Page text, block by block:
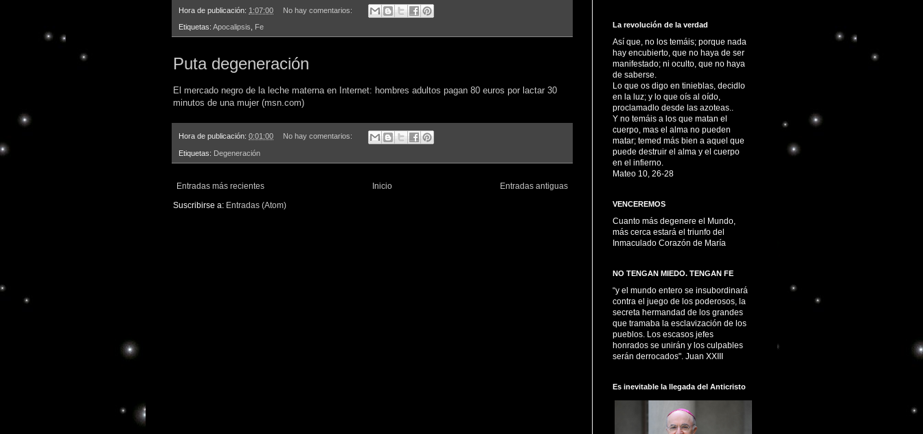
Hora de publicación: 1:07:00 No hay comentarios:
Etiquetas: Apocalipsis Fe
Puta degeneración
El mercado negro de la leche materna en Internet: hombres adultos pagan 80 euros por lactar 30
minutos de una mujer (msn.com)
Hora de publicación: 0:01:00 No hay comentarios:
Etiquetas: Degeneración
Entradas más recientes Entradas antiguas
Inicio
Suscribirse a: Entradas (Atom)
La revolución de la verdad
Así que, no los temáis; porque nada
hay encubierto, que no haya de ser
manifestado; ni oculto, que no haya
de saberse.
Lo que os digo en tinieblas, decidlo
en la luz; y lo que oís al oído,
proclamadlo desde las azoteas..
Y no temáis a los que matan el
cuerpo, mas el alma no pueden
matar; temed más bien a aquel que
puede destruir el alma y el cuerpo
en el infierno.
Mateo 10, 26-28
VENCEREMOS
Cuanto más degenere el Mundo,
más cerca estará el triunfo del
Inmaculado Corazón de María
NO TENGAN MIEDO. TENGAN FE
“y el mundo entero se insubordinará
contra el juego de los poderosos, la
secreta hermandad de los grandes
que tramaba la esclavización de los
pueblos. Los escasos jefes
honrados se unirán y los culpables
serán derrocados". Juan XXIII
Es inevitable la llegada del Anticristo